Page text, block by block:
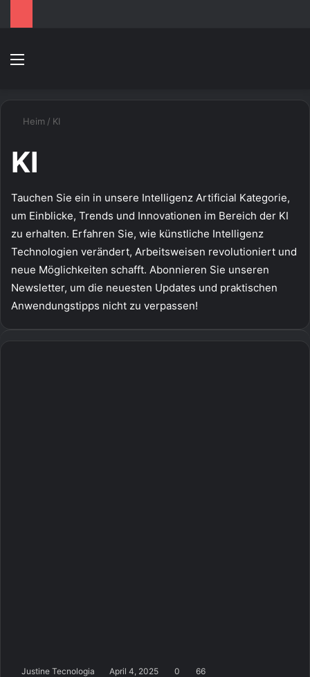
Speisekarte
Heim / KI
KI
Tauchen Sie ein in unsere Intelligenz Artificial Kategorie,
um Einblicke, Trends und Innovationen im Bereich der KI
zu erhalten. Erfahren Sie, wie künstliche Intelligenz
Technologien verändert, Arbeitsweisen revolutioniert und
neue Möglichkeiten schafft. Abonnieren Sie unseren
Newsletter, um die neuesten Updates und praktischen
Anwendungstipps nicht zu verpassen!
Justine Tecnologia April 4, 2025 0 66